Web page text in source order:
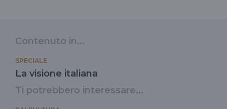
Contenuto in...
SPECIALE
La visione italiana
Ti potrebbero interessare...